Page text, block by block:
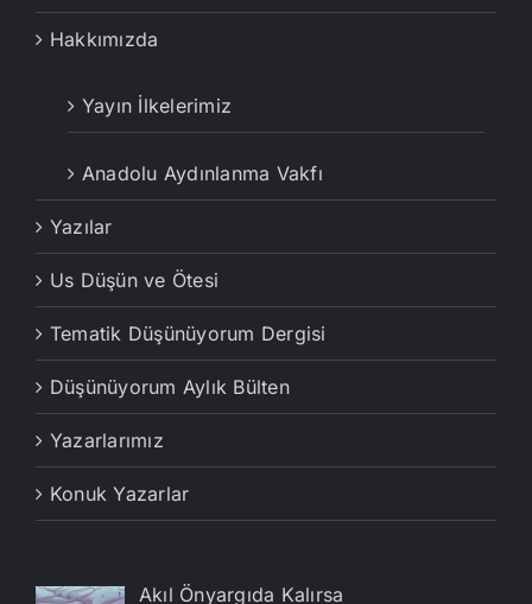
Hakkımızda
Yayın İlkelerimiz
Anadolu Aydınlanma Vakfı
Yazılar
Us Düşün ve Ötesi
Tematik Düşünüyorum Dergisi
Düşünüyorum Aylık Bülten
Yazarlarımız
Konuk Yazarlar
Akıl Önyargıda Kalırsa